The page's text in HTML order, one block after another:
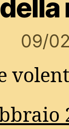
della
09/